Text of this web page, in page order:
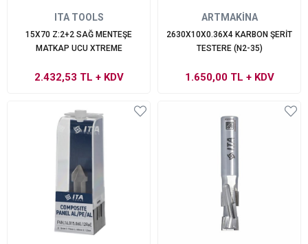
ITA TOOLS
15X70 Z:2+2 SAĞ MENTEŞE
MATKAP UCU XTREME
2.432,53 TL + KDV
ARTMAKİNA
2630X10X0.36X4 KARBON ŞERİT
TESTERE (N2-35)
1.650,00 TL + KDV